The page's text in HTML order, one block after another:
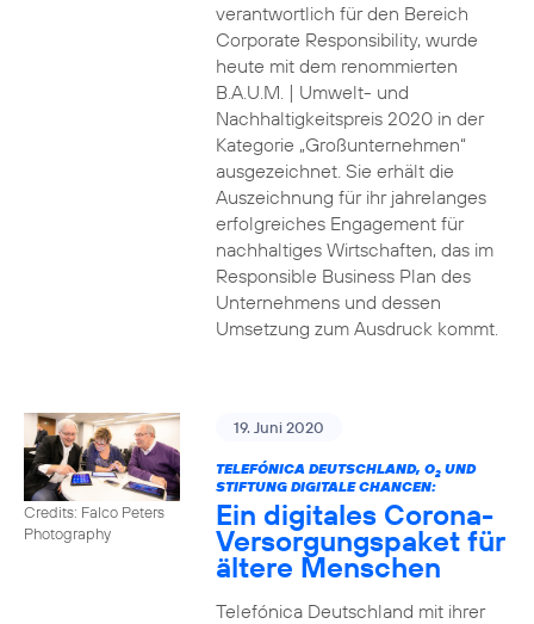
verantwortlich für den Bereich
Corporate Responsibility, wurde
heute mit dem renommierten
B.A.U.M. | Umwelt- und
Nachhaltigkeitspreis 2020 in der
Kategorie „Großunternehmen“
ausgezeichnet. Sie erhält die
Auszeichnung für ihr jahrelanges
erfolgreiches Engagement für
nachhaltiges Wirtschaften, das im
Responsible Business Plan des
Unternehmens und dessen
Umsetzung zum Ausdruck kommt.
Credits: Falco Peters
Photography
19. Juni 2020
TELEFÓNICA DEUTSCHLAND, O2UND
STIFTUNG DIGITALE CHANCEN:
Ein digitales Corona-
Versorgungspaket für
ältere Menschen
Telefónica Deutschland mit ihrer